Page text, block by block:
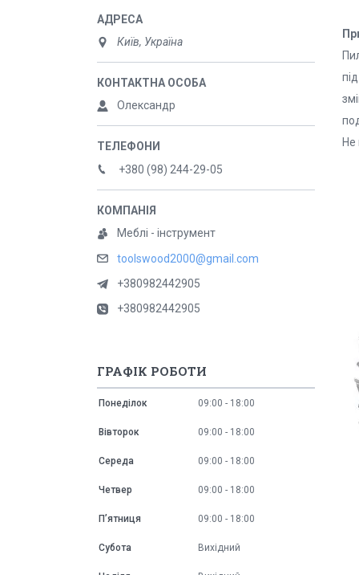
Не
Київ, Україна
Олександр
+380 (98) 244-29-05
Меблі - інструмент
toolswood2000@gmail.com
+380982442905
+380982442905
ГРАФІК РОБОТИ
Понеділок 09:00 18:00
Вівторок 09:00 18:00
Середа 09:00 18:00
Четвер 09:00 18:00
Пʼятниця 09:00 18:00
Субота Вихідний